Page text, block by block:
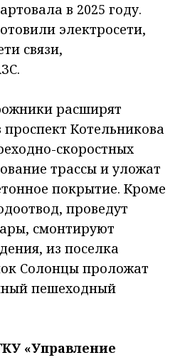
в 2025 году.
электросети,
связи,
расширят
проспект Котельникова
скоростных
трассы и уложат
покрытие. Кроме
проведут
смонтируют
из поселка
Солонцы проложат
пешеходный
«Управление